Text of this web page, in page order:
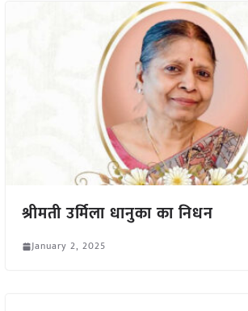
श्रीमती उर्मिला धानुका का निधन
January 2, 2025